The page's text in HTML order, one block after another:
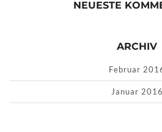
NEUESTE
ARCHIV
Februar
Januar 2016